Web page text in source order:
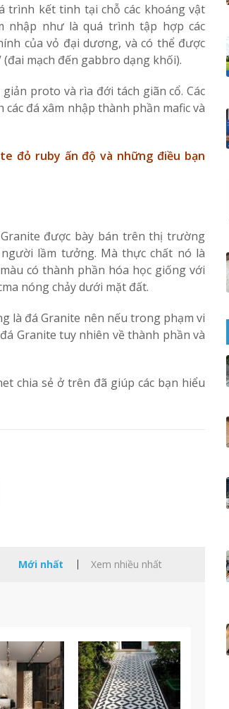
trình kết tinh tại chỗ các khoáng vật
nhập như là quá trình tập hợp các
của vỏ đại dương, và có thể được
mạch đến gabbro dạng khối).
proto và rìa đới tách giãn cổ. Các
đá xâm nhập thành phần mafic và
đỏ ruby ấn độ và những điều bạn
được bày bán trên thị trường
lầm tưởng. Mà thực chất nó là
có thành phần hóa học giống với
nóng chảy dưới mặt đất.
là đá Granite nên nếu trong phạm vi
Granite tuy nhiên về thành phần và
chia sẻ ở trên đã giúp các bạn hiểu
Mới nhất Xem nhiều nhất